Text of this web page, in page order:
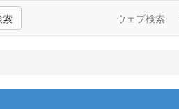
索 ウェブ検索